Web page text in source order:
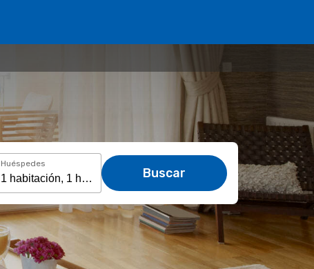
Huéspedes
Buscar